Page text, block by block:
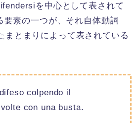
を中心として表されて
要素の一つが、それ自体動詞
まとまりによって表されている
colpendo il
con una busta.